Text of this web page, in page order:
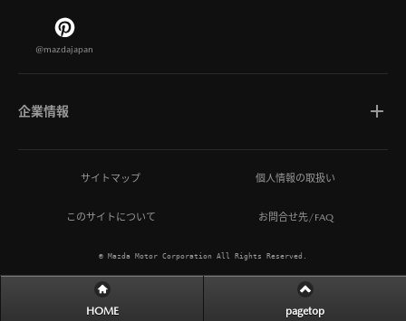
@mazdajapan
企業情報
マツダについて
ひとを想う価値創造
サステナビリティ
サイトマップ 個人情報の取扱い
このサイトについて お問合せ先/FAQ
© Mazda Motor Corporation All Rights Reserved.
HOME pagetop